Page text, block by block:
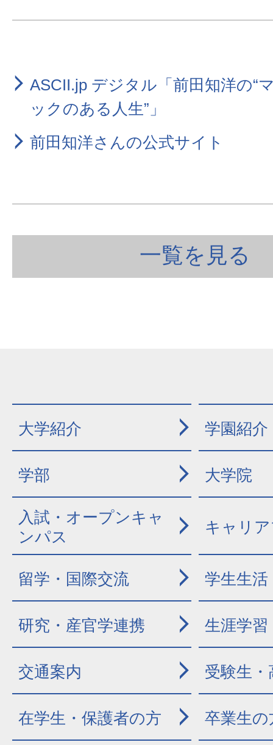
ASCII.jp デジタル「前田知洋の“
ックのある人生”」
前田知洋さんの公式サイト
一覧を見る
大学紹介 学園紹介
学部 大学院
入試・オープンキャ
ンパス
キャリ
留学・国際交流 学生生活
研究・産官学連携 生涯学習
交通案内 受験生
在学生・保護者の方 卒業生の